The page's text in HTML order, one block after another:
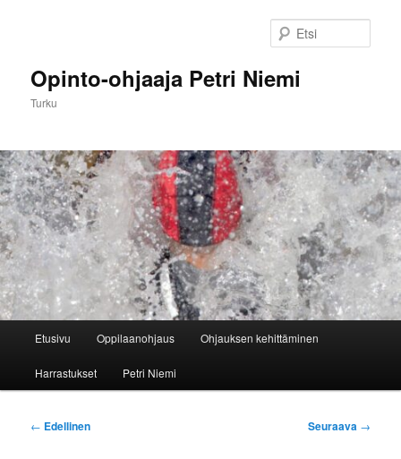
Opinto-ohjaaja Petri Niemi
Turku
Etusivu Oppilaanohjaus Ohjauksen kehittäminen
Harrastukset Petri Niemi
Artikkelien
← Edellinen Seuraava →